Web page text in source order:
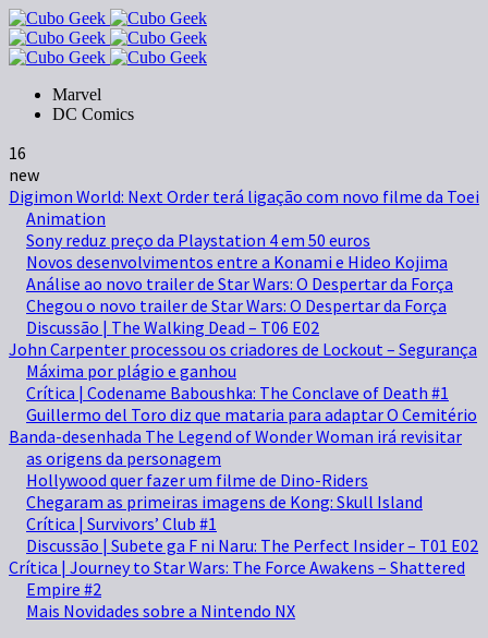
Marvel
DC Comics
16
new
Digimon World: Next Order terá ligação com novo filme da Toei
Animation
Sony reduz preço da Playstation 4 em 50 euros
Novos desenvolvimentos entre a Konami e Hideo Kojima
Análise ao novo trailer de Star Wars: O Despertar da Força
Chegou o novo trailer de Star Wars: O Despertar da Força
Discussão | The Walking Dead – T06 E02
John Carpenter processou os criadores de Lockout – Segurança
Máxima por plágio e ganhou
Crítica | Codename Baboushka: The Conclave of Death #1
Guillermo del Toro diz que mataria para adaptar O Cemitério
Banda-desenhada The Legend of Wonder Woman irá revisitar
as origens da personagem
Hollywood quer fazer um filme de Dino-Riders
Chegaram as primeiras imagens de Kong: Skull Island
Crítica | Survivors’ Club #1
Discussão | Subete ga F ni Naru: The Perfect Insider – T01 E02
Crítica | Journey to Star Wars: The Force Awakens – Shattered
Empire #2
Mais Novidades sobre a Nintendo NX